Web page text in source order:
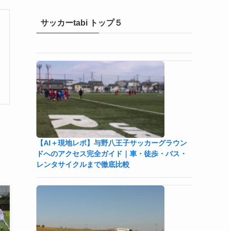
サッカーtabi トップ５
【AI＋現地レポ】与野八王子󠁣󠁴󠁿󠁣󠁴󠁿サッカーグラウン
ドへのアクセス完全ガイド｜車・徒歩・バス・
レンタサイクルまで徹底比較